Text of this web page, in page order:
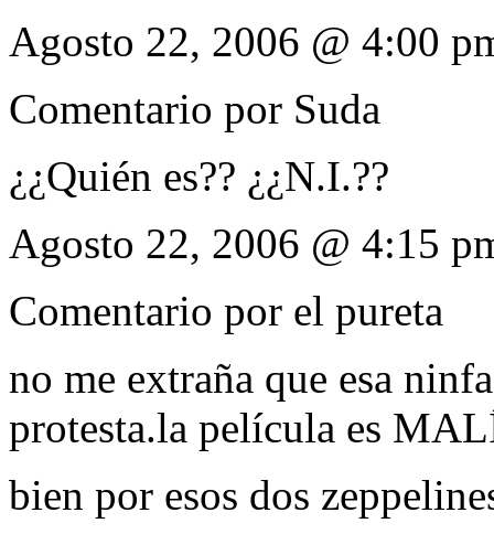
Agosto 22, 2006 @ 4:00
Comentario por Suda
¿¿Quién es?? ¿¿N.I.??
Agosto 22, 2006 @ 4:15
Comentario por el pureta
no me extraña que esa
protesta.la película es
bien por esos dos